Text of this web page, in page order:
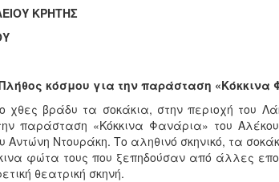
ΚΡΗΤΗΣ
κόσμου για την παράσταση «Κόκκινα
χθες βράδυ τα σοκάκια, στην περιοχή του
παράσταση «Κόκκινα Φανάρια» του
Αντώνη Ντουράκη. Το αληθινό σκηνικό, τα
φώτα τους που ξεπηδούσαν από άλλες
θεατρική σκηνή.